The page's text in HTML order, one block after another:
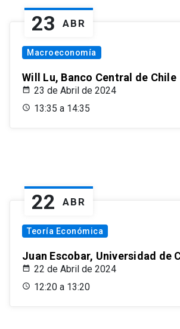
23 ABR
Macroeconomía
Will Lu, Banco Central de Chile
23 de Abril de 2024
13:35 a 14:35
22 ABR
Teoría Económica
Juan Escobar, Universidad de
22 de Abril de 2024
12:20 a 13:20